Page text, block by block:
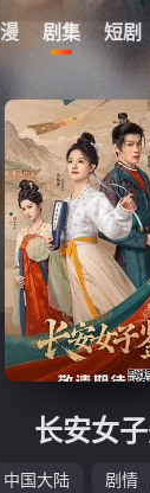
剧集 短剧
我的观
暂无
长安女
中国大陆 剧情